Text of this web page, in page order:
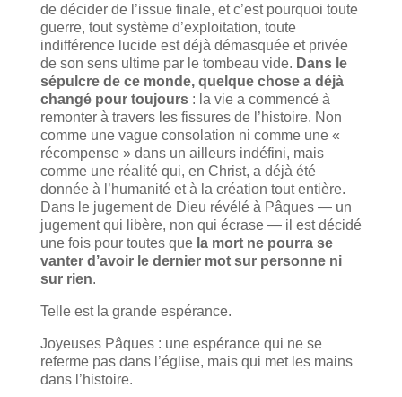
de décider de l’issue finale, et c’est pourquoi toute
guerre, tout système d’exploitation, toute
indifférence lucide est déjà démasquée et privée
de son sens ultime par le tombeau vide. Dans le
sépulcre de ce monde, quelque chose a déjà
changé pour toujours: la vie a commencé à
remonter à travers les fissures de l’histoire. Non
comme une vague consolation ni comme une «
récompense » dans un ailleurs indéfini, mais
comme une réalité qui, en Christ, a déjà été
donnée à l’humanité et à la création tout entière.
Dans le jugement de Dieu révélé à Pâques — un
jugement qui libère, non qui écrase — il est décidé
une fois pour toutes que la mort ne pourra se
vanter d’avoir le dernier mot sur personne ni
sur rien.
Telle est la grande espérance.
Joyeuses Pâques : une espérance qui ne se
referme pas dans l’église, mais qui met les mains
dans l’histoire.